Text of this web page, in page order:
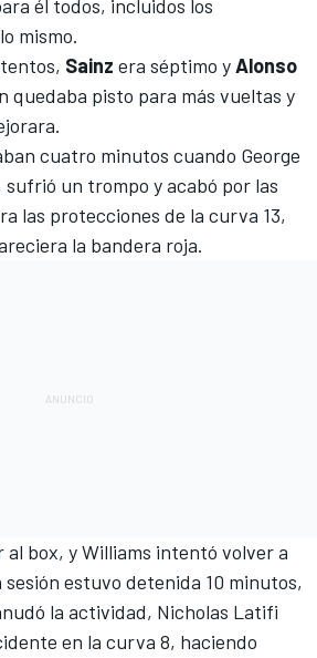
él todos, incluidos los
mismo.
Sainz era séptimo yAlonso
quedaba pisto para más vueltas y
cuatro minutos cuando George
sufrió un trompo y acabó por las
las protecciones de la curva 13,
la bandera roja.
al box, y Williams intentó volver a
estuvo detenida 10 minutos,
la actividad, Nicholas Latifi
en la curva 8, haciendo